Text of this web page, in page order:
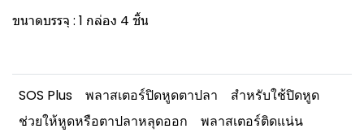
ขนาดบรรจุ : 1 กล่อง 4 ชิ้น
SOS Plus พลาสเตอร์ปิดหูดตาปลา
สำหรับใช้ปิดหูด
ช่วยให้หูดหรือตาปลาหลุดออก
พลาสเตอร์ติดแน่น